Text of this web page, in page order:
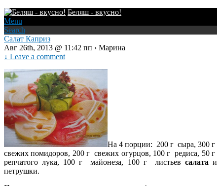
Беляш - вкусно!
Menu
Search
Салат Каприз
Авг 26th, 2013 @ 11:42 пп › Марина
↓ Leave a comment
На 4 порции: 200 г сыра, 300 г
свежих помидоров, 200 г свежих огурцов, 100 г редиса, 50 г
репчатого лука, 100 г майонеза, 100 г листьев салата и
петрушки.